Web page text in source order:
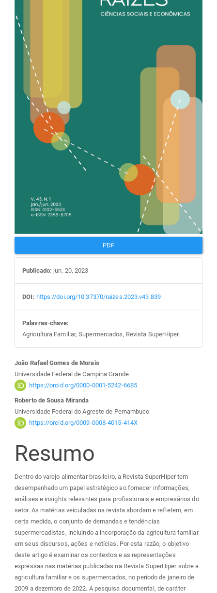
de
artigos
PDF
Publicado: jun. 20, 2023
DOI: https://doi.org/10.37370/raizes.2023.v43.839
Palavras-chave:
Agricultura Familiar, Supermercados, Revista SuperHiper
Conteúdo
do
artigo
principal
João Rafael Gomes de Morais
Universidade Federal de Campina Grande
https://orcid.org/0000-0001-5242-6685
Roberto de Sousa Miranda
Universidade Federal do Agreste de Pernambuco
https://orcid.org/0009-0008-4015-414X
Resumo
Dentro do varejo alimentar brasileiro, a Revista SuperHiper tem
desempenhado um papel estratégico ao fornecer informações,
análises e insights relevantes para profissionais e empresários do
setor. As matérias veiculadas na revista abordam e refletem, em
certa medida, o conjunto de demandas e tendências
supermercadistas, incluindo a incorporação da agricultura familiar
em seus discursos, ações e notícias. Por esta razão, o objetivo
deste artigo é examinar os contextos e as representações
expressas nas matérias publicadas na Revista SuperHiper sobre a
agricultura familiar e os supermercados, no período de janeiro de
2009 a dezembro de 2022. A pesquisa documental, de caráter